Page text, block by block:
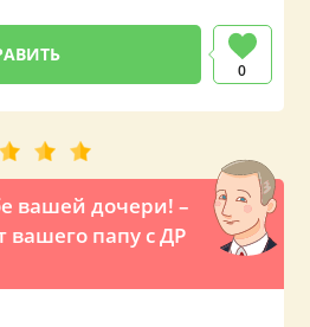
0
вашей дочери! –
вашего папу с ДР